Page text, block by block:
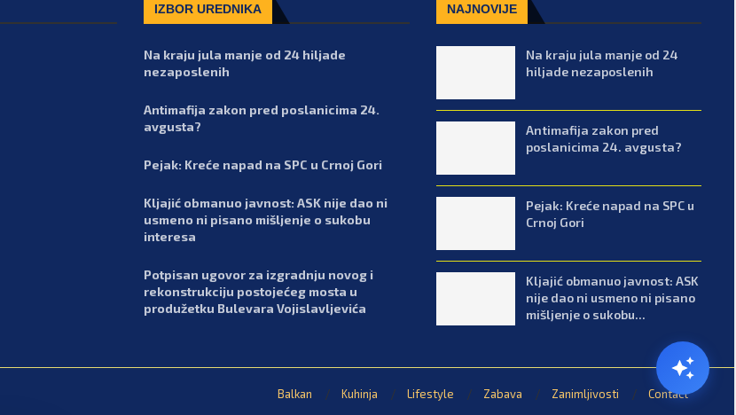
IZBOR UREDNIKA
Na kraju jula manje od 24 hiljade
nezaposlenih
Antimafija zakon pred poslanicima 24.
avgusta?
Pejak: Kreće napad na SPC u Crnoj Gori
Kljajić obmanuo javnost: ASK nije dao ni
usmeno ni pisano mišljenje o sukobu
interesa
Potpisan ugovor za izgradnju novog i
rekonstrukciju postojećeg mosta u
produžetku Bulevara Vojislavljevića
NAJNOVIJE
Na kraju jula manje od 24
hiljade nezaposlenih
Antimafija zakon pred
poslanicima 24. avgusta?
Pejak: Kreće napad na SPC u
Crnoj Gori
Kljajić obmanuo javnost: ASK
nije dao ni usmeno ni pisano
mišljenje o sukobu...
Balkan Kuhinja Lifestyle Zabava Zanimljivosti Contact